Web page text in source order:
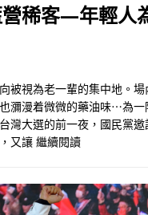
稀客—年輕人
被視為老一輩的集中地。
瀰漫着微微的藥油味⋯為一
灣大選的前一夜，國民黨
又讓 繼續閱讀